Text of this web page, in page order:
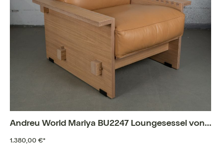
Andreu World Mariya BU2247 Loungesessel von Philippe Starck
1.380,00 €*